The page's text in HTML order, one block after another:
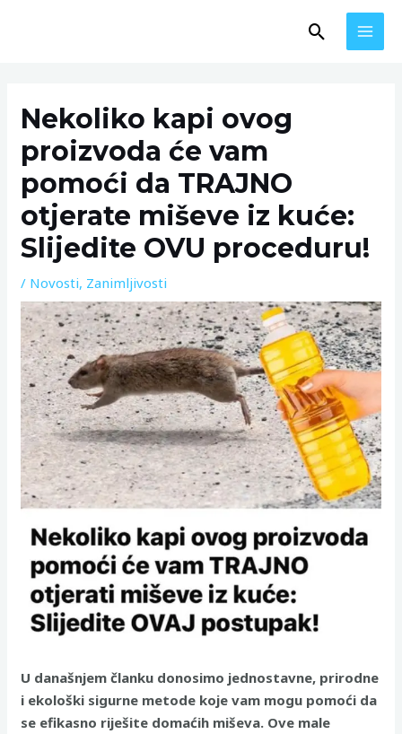
Search
Nekoliko kapi ovog
proizvoda će vam
pomoći da TRAJNO
otjerate miševe iz kuće:
Slijedite OVU proceduru!
/ Novosti, Zanimljivosti
U današnjem članku donosimo jednostavne, prirodne
i ekološki sigurne metode koje vam mogu pomoći da
se efikasno riješite domaćih miševa. Ove male